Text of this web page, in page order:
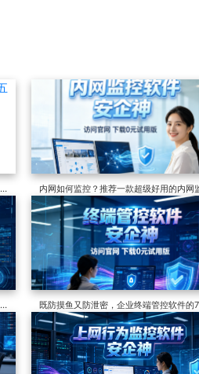
内网如何监控？推荐一款超级好用的内网
软件，7个功能说清监控
既防摸鱼又防泄密，​企业终端管控软件的
护措施，干货分享